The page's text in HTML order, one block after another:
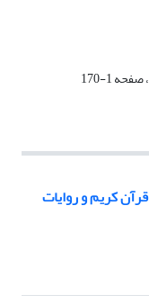
کریم و روایات